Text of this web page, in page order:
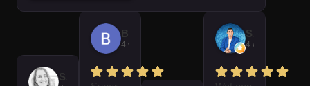
4 weken geleden 4 weken geleden